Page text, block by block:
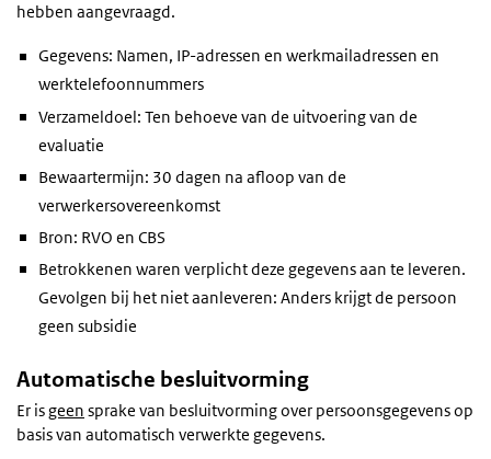
hebben aangevraagd.
Gegevens: Namen, IP-adressen en werkmailadressen en
werktelefoonnummers
Verzameldoel: Ten behoeve van de uitvoering van de
evaluatie
Bewaartermijn: 30 dagen na afloop van de
verwerkersovereenkomst
Bron: RVO en CBS
Betrokkenen waren verplicht deze gegevens aan te leveren.
Gevolgen bij het niet aanleveren: Anders krijgt de persoon
geen subsidie
Automatische besluitvorming
Er isgeen sprake van besluitvorming over persoonsgegevens op
basis van automatisch verwerkte gegevens.